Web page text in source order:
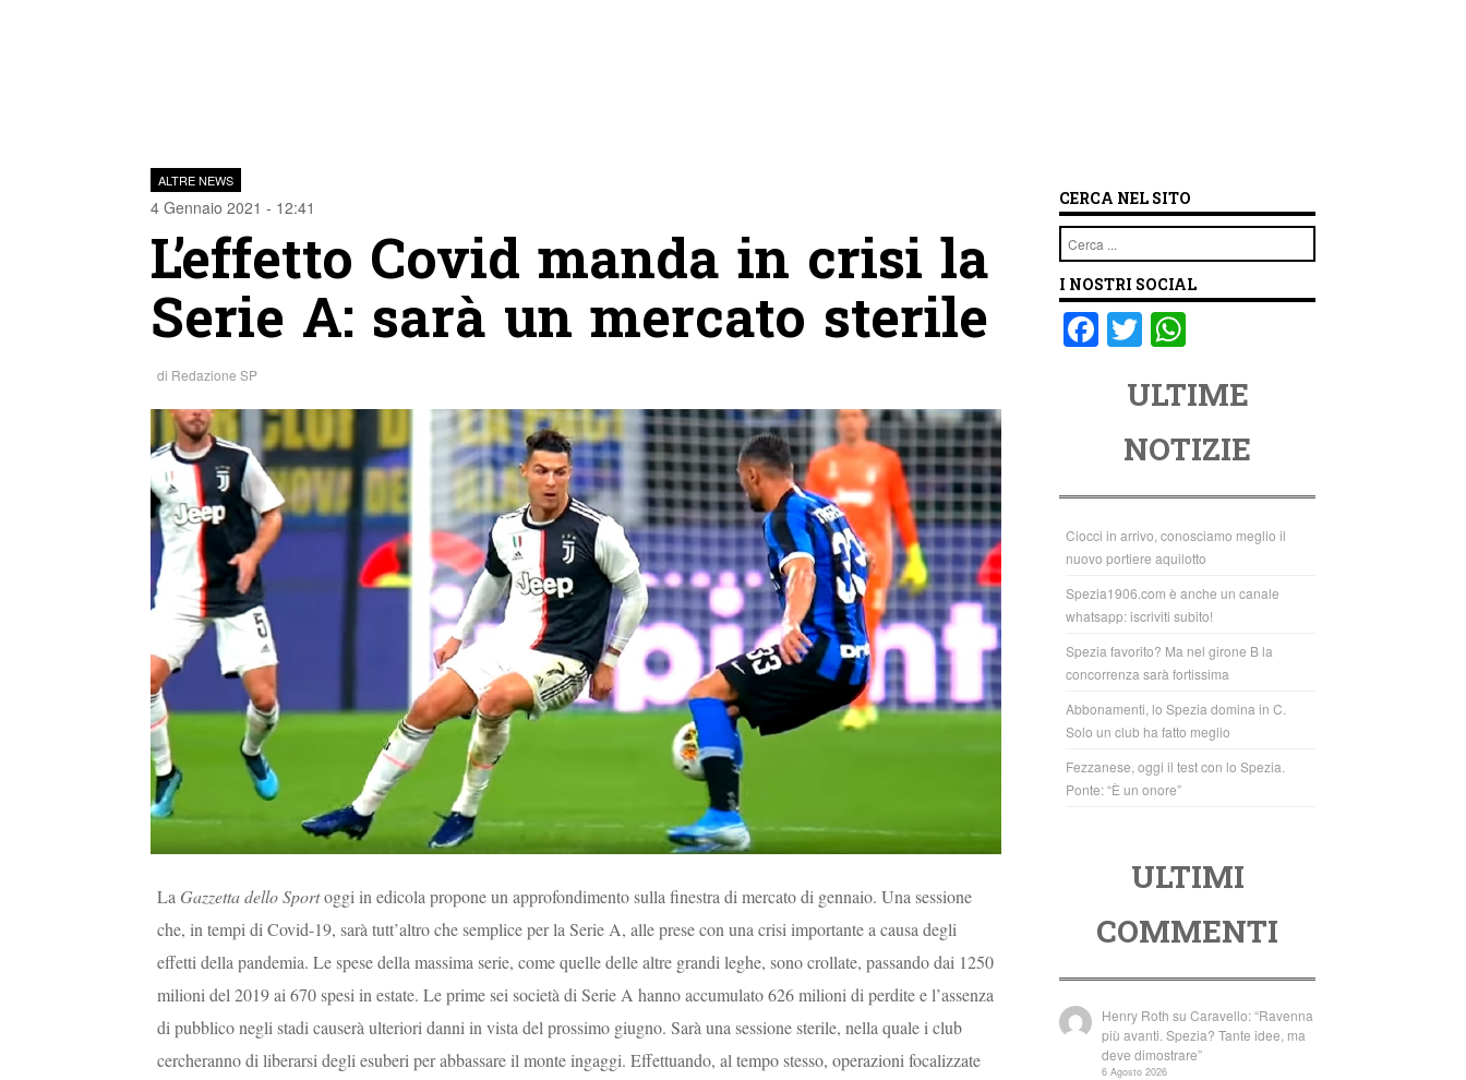
ALTRE NEWS
4 Gennaio 2021 - 12:41
L’effetto Covid manda in crisi la
Serie A: sarà un mercato sterile
di Redazione SP
La Gazzetta dello Sportoggi in edicola propone un approfondimento sulla finestra di mercato di gennaio. Una sessione
che, in tempi di Covid-19, sarà tutt’altro che semplice per la Serie A, alle prese con una crisi importante a causa degli
effetti della pandemia. Le spese della massima serie, come quelle delle altre grandi leghe, sono crollate, passando dai 1250
milioni del 2019 ai 670 spesi in estate. Le prime sei società di Serie A hanno accumulato 626 milioni di perdite e l’assenza
di pubblico negli stadi causerà ulteriori danni in vista del prossimo giugno. Sarà una sessione sterile, nella quale i club
cercheranno di liberarsi degli esuberi per abbassare il monte ingaggi. Effettuando, al tempo stesso, operazioni focalizzate
CERCA NEL SITO
Cerca
I NOSTRI SOCIAL
F
o
o
k
T
tt
er
at
s
A
p
p
ULTIME
NOTIZIE
Ciocci in arrivo, conosciamo meglio il
nuovo portiere aquilotto
Spezia1906.com è anche un canale
whatsapp: iscriviti subito!
Spezia favorito? Ma nel girone B la
concorrenza sarà fortissima
Abbonamenti, lo Spezia domina in C.
Solo un club ha fatto meglio
Fezzanese, oggi il test con lo Spezia.
Ponte: “È un onore”
ULTIMI
COMMENTI
Henry Roth suCaravello: “Ravenna
più avanti. Spezia? Tante idee, ma
deve dimostrare”
6 Agosto 2026